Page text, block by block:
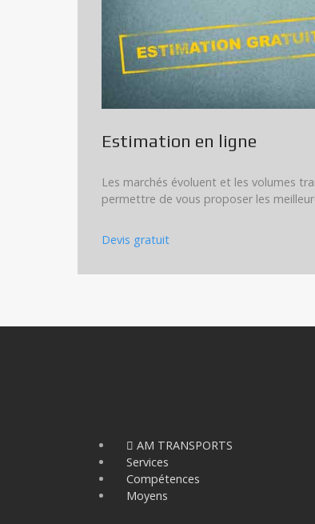
Estimation en ligne
Les marchés évoluent et les volumes
permettre de vous proposer les
Devis gratuit
AM TRANSPORTS
Services
Compétences
Moyens